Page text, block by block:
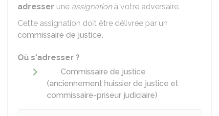
adresser une assignationà votre adversaire.
Cette assignation doit être délivrée par un
commissaire de justice.
Où s'adresser ?
Commissaire de justice
(anciennement huissier de justice et
commissaire-priseur judiciaire)